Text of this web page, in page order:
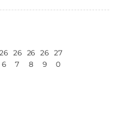
26
6
26
7
26
8
26
9
27
0